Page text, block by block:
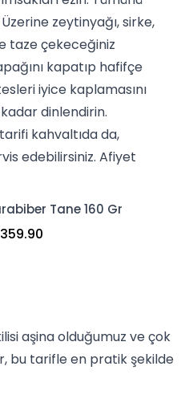
zeytinyağı, sirke,
taze çekeceğiniz
kapatıp hafifçe
iyice kaplamasını
dinlendirin.
kahvaltıda da,
edebilirsiniz. Afiyet
Tane 160 Gr
aşina olduğumuz ve çok
bu tarifle en pratik şekilde